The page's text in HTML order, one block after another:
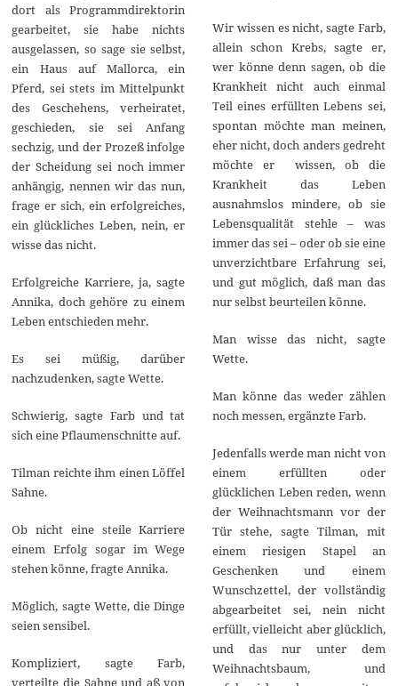
dort als Programmdirektorin
gearbeitet, sie habe nichts
ausgelassen, so sage sie selbst,
ein Haus auf Mallorca, ein
Pferd, sei stets im Mittelpunkt
des Geschehens, verheiratet,
geschieden, sie sei Anfang
sechzig, und der Prozeß infolge
der Scheidung sei noch immer
anhängig, nennen wir das nun,
frage er sich, ein erfolgreiches,
ein glückliches Leben, nein, er
wisse das nicht.
Erfolgreiche Karriere, ja, sagte
Annika, doch gehöre zu einem
Leben entschieden mehr.
Es sei müßig, darüber
nachzudenken, sagte Wette.
Schwierig, sagte Farb und tat
sich eine Pflaumenschnitte auf.
Tilman reichte ihm einen Löffel
Sahne.
Ob nicht eine steile Karriere
einem Erfolg sogar im Wege
stehen könne, fragte Annika.
Möglich, sagte Wette, die Dinge
seien sensibel.
Kompliziert, sagte Farb,
verteilte die Sahne und aß von
Wir wissen es nicht, sagte Farb,
allein schon Krebs, sagte er,
wer könne denn sagen, ob die
Krankheit nicht auch einmal
Teil eines erfüllten Lebens sei,
spontan möchte man meinen,
eher nicht, doch anders gedreht
möchte er wissen, ob die
Krankheit das Leben
ausnahmslos mindere, ob sie
Lebensqualität stehle – was
immer das sei – oder ob sie eine
unverzichtbare Erfahrung sei,
und gut möglich, daß man das
nur selbst beurteilen könne.
Man wisse das nicht, sagte
Wette.
Man könne das weder zählen
noch messen, ergänzte Farb.
Jedenfalls werde man nicht von
einem erfüllten oder
glücklichen Leben reden, wenn
der Weihnachtsmann vor der
Tür stehe, sagte Tilman, mit
einem riesigen Stapel an
Geschenken und einem
Wunschzettel, der vollständig
abgearbeitet sei, nein nicht
erfüllt, vielleicht aber glücklich,
und das nur unter dem
Weihnachtsbaum, und